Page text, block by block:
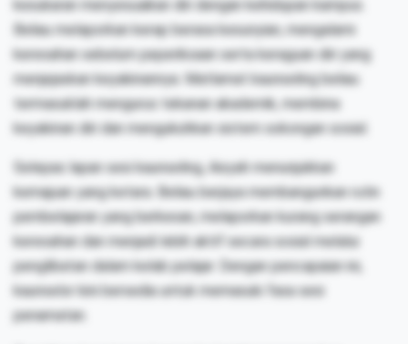
kesukaran menyesuaikan diri dengan kehidupan kampus.
Beliau melaporkan kerap berasa kesunyian, mengalami
keresahan sebelum peperiksaan serta keraguan diri yang
menjejaskan keyakinannya. Matlamat kaunseling beliau
termasuklah mengurus tekanan akademik, membina
keyakinan diri dan mengukuhkan sistem sokongan sosial.
Selepas lapan sesi kaunseling, Aisyah menunjukkan
kemajuan yang ketara. Beliau berjaya membangunkan rutin
pembelajaran yang berkesan, melaporkan kurang serangan
keresahan dan menjadi lebih aktif secara sosial melalui
penglibatan dalam kelab pelajar. Dengan pencapaian ini,
kaunselor kini bersedia untuk memasuki fasa sesi
penamatan.